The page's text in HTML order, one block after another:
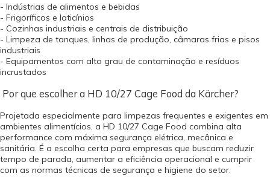
- Indústrias de alimentos e bebidas
- Frigoríficos e laticínios
- Cozinhas industriais e centrais de distribuição
- Limpeza de tanques, linhas de produção, câmaras frias e pisos
industriais
- Equipamentos com alto grau de contaminação e resíduos
incrustados
Por que escolher a HD 10/27 Cage Food da Kärcher?
Projetada especialmente para limpezas frequentes e exigentes em
ambientes alimentícios, a HD 10/27 Cage Food combina alta
performance com máxima segurança elétrica, mecânica e
sanitária. É a escolha certa para empresas que buscam reduzir
tempo de parada, aumentar a eficiência operacional e cumprir
com as normas técnicas de segurança e higiene do setor.